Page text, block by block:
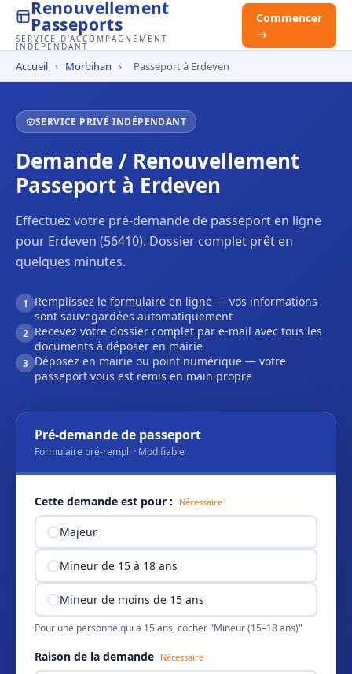
Renouvellement
Passeports
SERVICE D'ACCOMPAGNEMENT
INDÉPENDANT
Commencer
→
Accueil › Morbihan › Passeport à Erdeven
SERVICE PRIVÉ INDÉPENDANT
Demande / Renouvellement
Passeport à Erdeven
Effectuez votre pré-demande de passeport en ligne
pour Erdeven (56410). Dossier complet prêt en
quelques minutes.
1
Remplissez le formulaire en ligne — vos informations
sont sauvegardées automatiquement
2 Recevez votre dossier complet par e-mail avec tous les
documents à déposer en mairie
3 Déposez en mairie ou point numérique — votre
passeport vous est remis en main propre
Pré-demande de passeport
Formulaire pré-rempli · Modifiable
Cette demande est pour : Nécessaire
Majeur
Mineur de 15 à 18 ans
Mineur de moins de 15 ans
Pour une personne qui a 15 ans, cocher "Mineur (15–18 ans)"
Raison de la demande Nécessaire